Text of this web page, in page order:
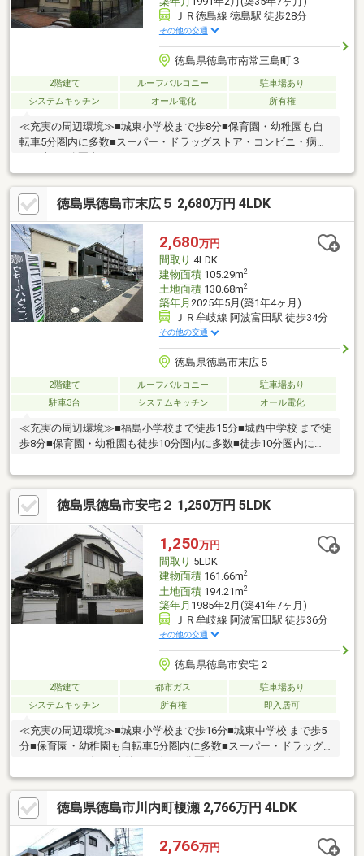
ＪＲ徳島線 徳島駅 徒歩28分
その他の交通
徳島県徳島市南常三島町３
2階建て ルーフバルコニー
駐車場あり
システムキッチン
オール電化 所有権
≪充実の周辺環境≫■城東小学校まで歩8分■保育園・幼稚園も自
転車5分圏内に多数■スーパー・ドラッグストア・コンビニ・病院
徳島県徳島市末広５ 2,680万円 4LDK
2,680万円
間取り 4LDK
建物面積105.29m2
土地面積130.68m2
築年月 2025年5月(築1年4ヶ月)
ＪＲ牟岐線 阿波富田駅 徒歩34分
その他の交通
徳島県徳島市末広５
2階建て ルーフバルコニー
駐車場あり
駐車3台
システムキッチン オール電化
≪充実の周辺環境≫■福島小学校まで徒歩15分■城西中学校 まで徒
歩8分■保育園・幼稚園も徒歩10分圏内に多数■徒歩10分圏内に病
納豊富な住みやすい間取り≫■収納豊富な4LDK■車2台駐車可
■LDK16帖+和室4.5帖■全室収納付■雨でも安心のインナーバルコ
ニー≪安心の住宅性能≫■高断熱×耐震等級3×低価格の新築住宅!■
住宅性能表示制度7項目で最高等級取得!■地盤保証＋建物保証有■
定期点検付でアフターサービス充実♪本日ご案内可能です♪
徳島県徳島市安宅２ 1,250万円 5LDK
1,250万円
間取り 5LDK
建物面積161.66m2
土地面積194.21m2
築年月 1985年2月(築41年7ヶ月)
ＪＲ牟岐線 阿波富田駅 徒歩36分
その他の交通
徳島県徳島市安宅２
2階建て 都市ガス
駐車場あり
システムキッチン
所有権 即入居可
≪充実の周辺環境≫■城東小学校まで歩16分■城東中学校 まで歩5
分■保育園・幼稚園も自転車5分圏内に多数■スーパー・ドラッグ
徳島県徳島市川内町榎瀬 2,766万円 4LDK
2,766万円